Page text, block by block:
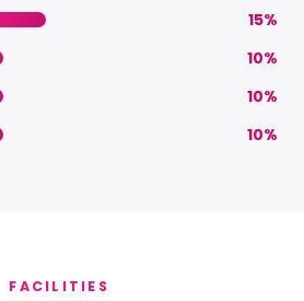
15%
10%
10%
10%
FACILITIES